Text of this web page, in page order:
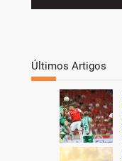
Últimos Artigos